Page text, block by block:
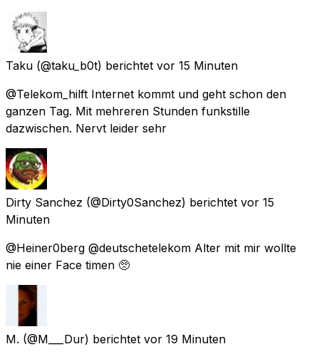
Taku (@taku_b0t) berichtet vor 15 Minuten
@Telekom_hilft Internet kommt und geht schon den
ganzen Tag. Mit mehreren Stunden funkstille
dazwischen. Nervt leider sehr
Dirty Sanchez (@Dirty0Sanchez) berichtet vor 15
Minuten
@Heiner0berg @deutschetelekom Alter mit mir wollte
nie einer Face timen 🥺
M. (@M___Dur) berichtet vor 19 Minuten